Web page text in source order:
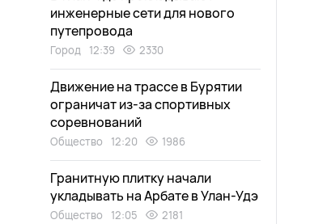
инженерные сети для нового
путепровода
Город 12:39 2330
Движение на трассе в Бурятии
ограничат из-за спортивных
соревнований
Общество 12:20 1986
Гранитную плитку начали
укладывать на Арбате в Улан-Удэ
Общество 12:05 2181